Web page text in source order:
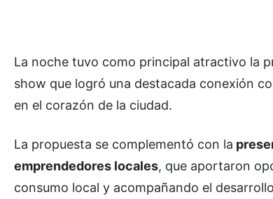
La noche tuvo como principal atractivo la
show que logró una destacada conexión
en el corazón de la ciudad.
La propuesta se complementó con la
emprendedores locales, que aportaron
consumo local y acompañando el